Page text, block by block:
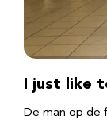
I just like
De man op de